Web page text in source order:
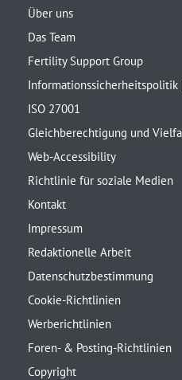
Über uns
Das Team
Fertility Support Group
Informationssicherheitspolitik
ISO 27001
Gleichberechtigung und
Web-Accessibility
Richtlinie für soziale Medien
Kontakt
Impressum
Redaktionelle Arbeit
Datenschutzbestimmung
Cookie-Richtlinien
Werberichtlinien
Foren- & Posting-Richtlinien
Copyright